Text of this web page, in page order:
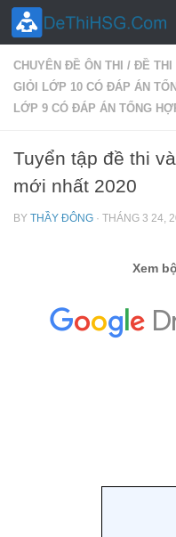
Skip to content
CHUYÊN ĐỀ ÔN THI / ĐỀ THI
GIỎI LỚP 10 CÓ ĐÁP ÁN
LỚP 9 CÓ ĐÁP ÁN TỔNG
Tuyển tập đề thi
mới nhất 2020
BY THẦY ĐÔNG · THÁNG 3 24,
Xem